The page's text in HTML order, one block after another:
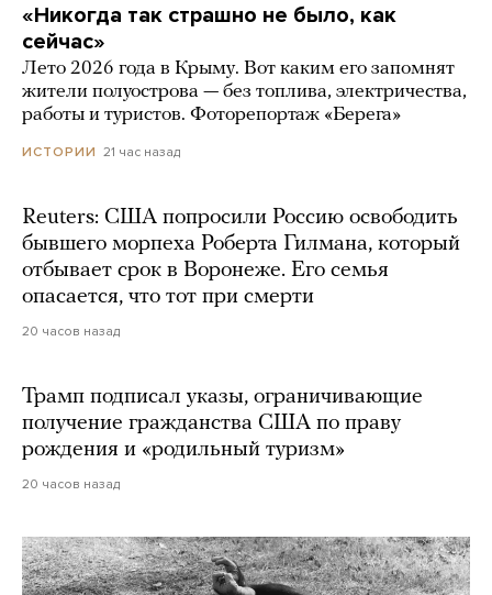
«Никогда так страшно не было, как
сейчас»
Лето 2026 года в Крыму. Вот каким его запомнят
жители полуострова — без топлива, электричества,
работы и туристов. Фоторепортаж «Берега»
ИСТОРИИ 21 час назад
Reuters: США попросили Россию освободить
бывшего морпеха Роберта Гилмана, который
отбывает срок в Воронеже. Его семья
опасается, что тот при смерти
20 часов назад
Трамп подписал указы, ограничивающие
получение гражданства США по праву
рождения и «родильный туризм»
20 часов назад